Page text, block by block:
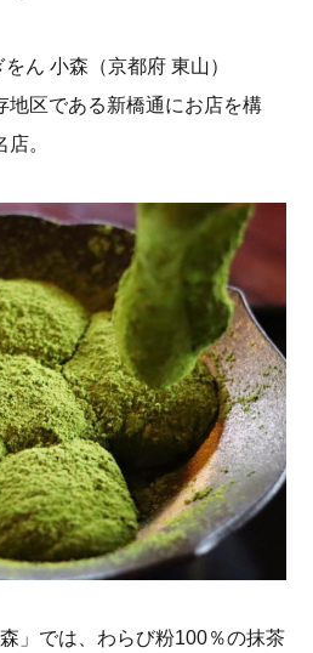
ん 小森（京都府 東山）
地区である新橋通にお店を構
。
」では、わらび粉100％の抹茶